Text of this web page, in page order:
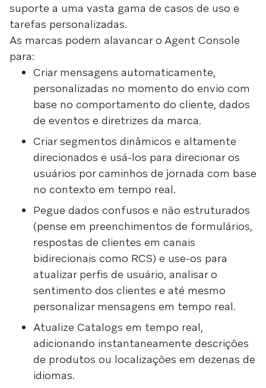
suporte a uma vasta gama de casos de uso e
tarefas personalizadas.
As marcas podem alavancar o Agent Console
para:
Criar mensagens automaticamente,
personalizadas no momento do envio com
base no comportamento do cliente, dados
de eventos e diretrizes da marca.
Criar segmentos dinâmicos e altamente
direcionados e usá-los para direcionar os
usuários por caminhos de jornada com base
no contexto em tempo real.
Pegue dados confusos e não estruturados
(pense em preenchimentos de formulários,
respostas de clientes em canais
bidirecionais como RCS) e use-os para
atualizar perfis de usuário, analisar o
sentimento dos clientes e até mesmo
personalizar mensagens em tempo real.
Atualize Catalogs em tempo real,
adicionando instantaneamente descrições
de produtos ou localizações em dezenas de
idiomas.